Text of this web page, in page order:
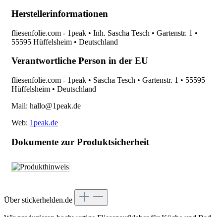
Herstellerinformationen
fliesenfolie.com - 1peak • Inh. Sascha Tesch • Gartenstr. 1 •
55595 Hüffelsheim • Deutschland
Verantwortliche Person in der EU
fliesenfolie.com - 1peak • Sascha Tesch • Gartenstr. 1 • 55595
Hüffelsheim • Deutschland
Mail: hallo@1peak.de
Web: 1peak.de
Dokumente zur Produktsicherheit
Über stickerhelden.de